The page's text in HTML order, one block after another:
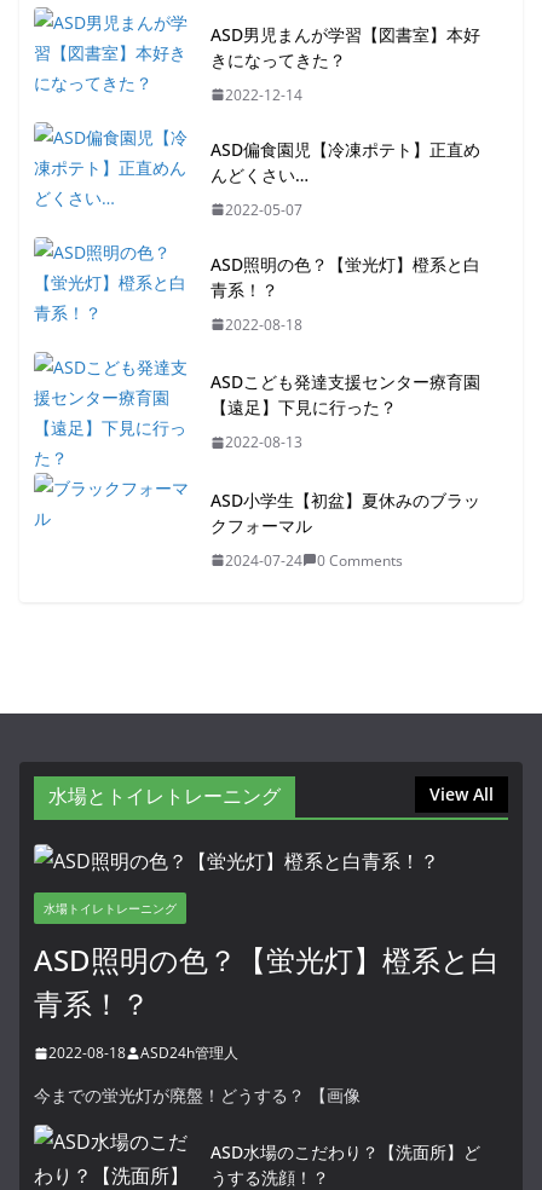
ASD男児まんが学習【図書室】本好
きになってきた？
2022-12-14
ASD偏食園児【冷凍ポテト】正直め
んどくさい…
2022-05-07
ASD照明の色？【蛍光灯】橙系と白
青系！？
2022-08-18
ASDこども発達支援センター療育園
【遠足】下見に行った？
2022-08-13
ASD小学生【初盆】夏休みのブラッ
クフォーマル
2024-07-24 0 Comments
水場とトイレトレーニング View All
水場トイレトレーニング
ASD照明の色？【蛍光灯】橙系と白
青系！？
2022-08-18 ASD24h管理人
今までの蛍光灯が廃盤！どうする？ 【画像
ASD水場のこだわり？【洗面所】ど
うする洗顔！？